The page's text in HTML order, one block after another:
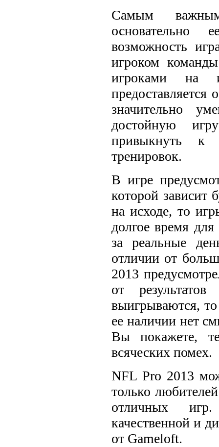
Самым
возможность
игроком
игроками на
предоставляется
значительно
достойную
привыкнуть к
тренировок.
В игре
которой зависит
на исходе, то
долгое время
за реальные
отличии от
2013
от
выигрываются, то
ее наличии нет
Вы покажете,
всяческих помех.
NFL Pro 2013
только
отличных
качественной и
от Gameloft.